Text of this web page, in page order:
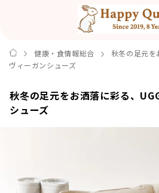
健康・食情報総合
秋冬の足元を
ヴィーガンシューズ
秋冬の足元をお洒落に彩る、
シューズ